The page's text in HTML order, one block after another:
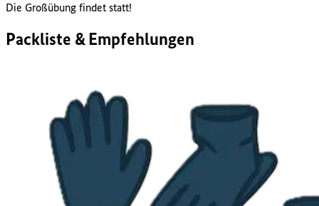
Die Großübung findet statt!
Packliste & Empfehlungen